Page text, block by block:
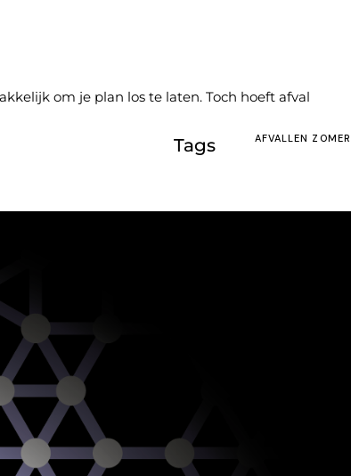
om je plan los te laten. Toch hoeft afval
Tags AFVALLEN ZOMER